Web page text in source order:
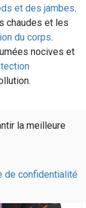
et des jambes.
chaudes et les
du corps.
nocives et
la meilleure
de confidentialité